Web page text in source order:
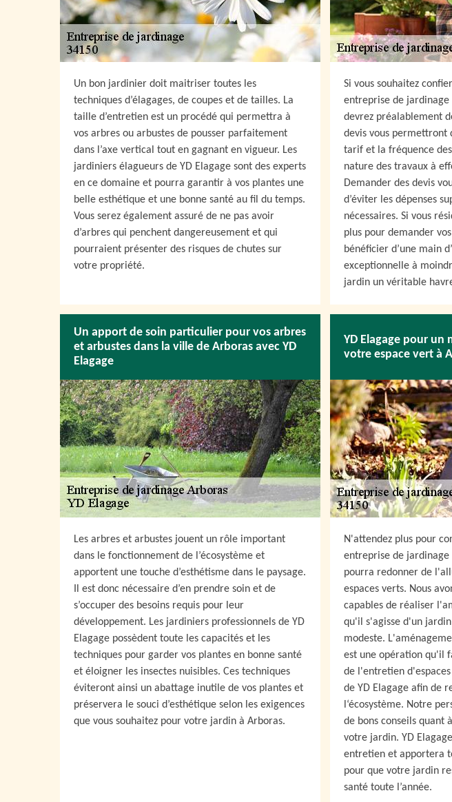
Un bon jardinier doit maitriser toutes les
techniques d’élagages, de coupes et de tailles. La
taille d’entretien est un procédé qui permettra à
vos arbres ou arbustes de pousser parfaitement
dans l’axe vertical tout en gagnant en vigueur. Les
jardiniers élagueurs de YD Elagage sont des experts
en ce domaine et pourra garantir à vos plantes une
belle esthétique et une bonne santé au fil du temps.
Vous serez également assuré de ne pas avoir
d’arbres qui penchent dangereusement et qui
pourraient présenter des risques de chutes sur
votre propriété.
Si vous souhaitez
entreprise de jardinage
devrez préalablement
devis vous permettront
tarif et la fréquence
nature des travaux à
Demander des devis
d’éviter les dépenses
nécessaires. Si vous
plus pour demander
bénéficier d’une main
exceptionnelle à
jardin un véritable
Un apport de soin particulier pour vos arbres
et arbustes dans la ville de Arboras avec YD
Elagage
Les arbres et arbustes jouent un rôle important
dans le fonctionnement de l’écosystème et
apportent une touche d’esthétisme dans le paysage.
Il est donc nécessaire d’en prendre soin et de
s’occuper des besoins requis pour leur
développement. Les jardiniers professionnels de YD
Elagage possèdent toute les capacités et les
techniques pour garder vos plantes en bonne santé
et éloigner les insectes nuisibles. Ces techniques
éviteront ainsi un abattage inutile de vos plantes et
préservera le souci d’esthétique selon les exigences
que vous souhaitez pour votre jardin à Arboras.
YD Elagage pour
votre espace vert à
N'attendez plus pour
entreprise de jardinage
pourra redonner de
espaces verts. Nous
capables de réaliser
qu'il s'agisse d'un
modeste.
est une opération qu'il
de l'entretien
de YD Elagage afin de
l‘écosystème. Notre
de bons conseils
votre jardin. YD
entretien et apportera
pour que votre jardin
santé toute l’année.